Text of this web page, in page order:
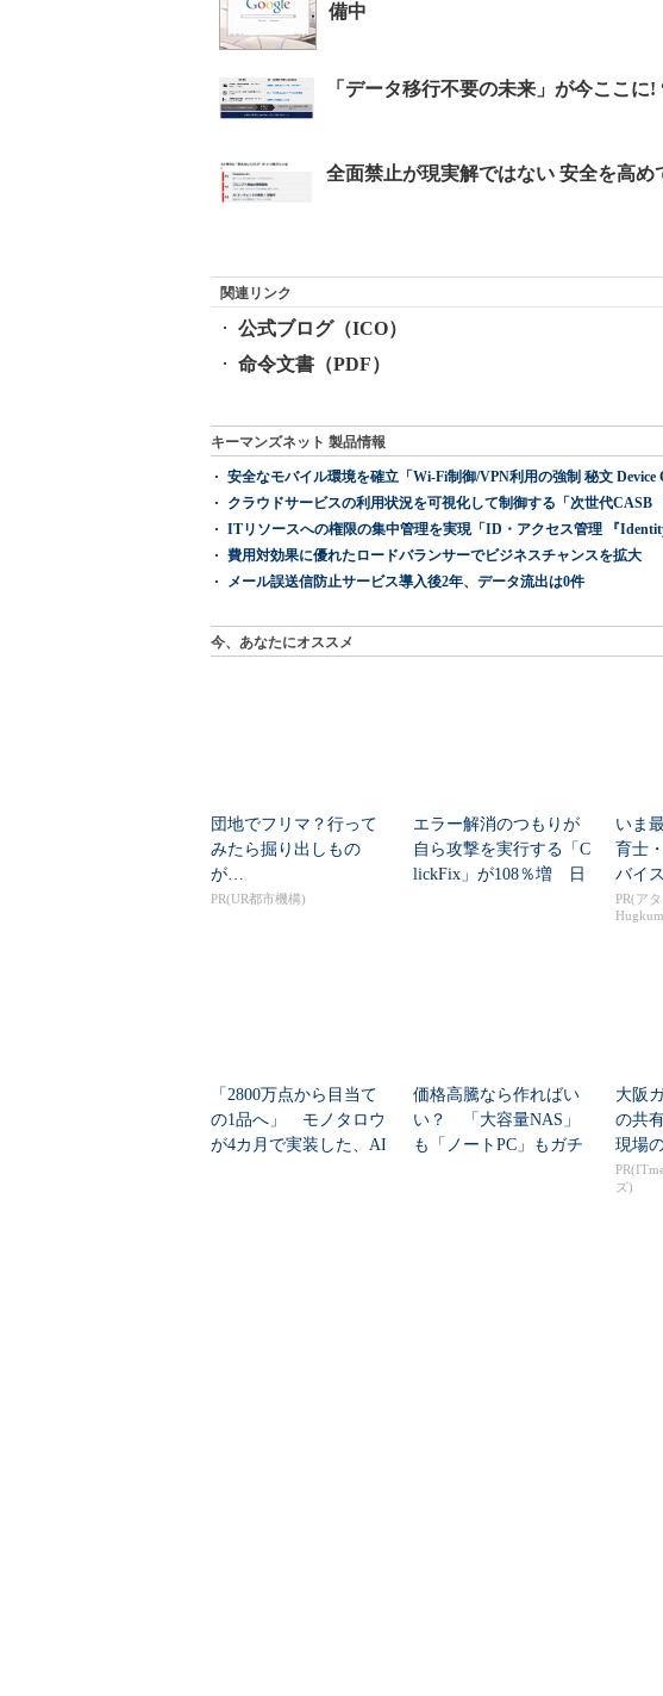
備中
関連リンク
公式ブログ（ICO）
命令文書（PDF）
キーマンズネット 製品情報
安全なモバイル環境を確立「Wi-Fi制御/VPN利用の強制 秘文 Device
クラウドサービスの利用状況を可視化して制御する「次世代CASB
ITリソースへの権限の集中管理を実現「ID・アクセス管理 『
費用対効果に優れたロードバランサーでビジネスチャンスを拡大
メール誤送信防止サービス導入後2年、データ流出は0件
今、あなたにオススメ
団地でフリマ？行って
みたら掘り出しもの
が…
PR(UR都市機構)
エラー解消のつもりが
自ら攻撃を実行する「C
lickFix」が108％増 日
いま
育士
バイ
つだ
PR(ア
「2800万点から目当て
の1品へ」 モノタロウ
が4カ月で実装した、AI
価格高騰なら作ればい
い？ 「大容量NAS」
も「ノートPC」もガチ
大阪
の共
現場
ズ)